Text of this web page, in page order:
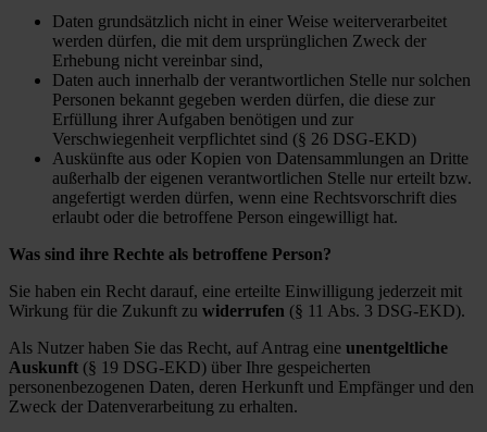
Daten grundsätzlich nicht in einer Weise weiterverarbeitet
werden dürfen, die mit dem ursprünglichen Zweck der
Erhebung nicht vereinbar sind,
Daten auch innerhalb der verantwortlichen Stelle nur solchen
Personen bekannt gegeben werden dürfen, die diese zur
Erfüllung ihrer Aufgaben benötigen und zur
Verschwiegenheit verpflichtet sind (§ 26 DSG-EKD)
Auskünfte aus oder Kopien von Datensammlungen an Dritte
außerhalb der eigenen verantwortlichen Stelle nur erteilt bzw.
angefertigt werden dürfen, wenn eine Rechtsvorschrift dies
erlaubt oder die betroffene Person eingewilligt hat.
Was sind ihre Rechte als betroffene Person?
Sie haben ein Recht darauf, eine erteilte Einwilligung jederzeit mit
Wirkung für die Zukunft zu widerrufen (§ 11 Abs. 3 DSG-EKD).
Als Nutzer haben Sie das Recht, auf Antrag eine unentgeltliche
Auskunft (§ 19 DSG-EKD) über Ihre gespeicherten
personenbezogenen Daten, deren Herkunft und Empfänger und den
Zweck der Datenverarbeitung zu erhalten.